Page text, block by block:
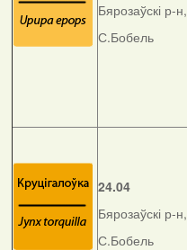
Бярозаўскі р-н,
С.Бобель
24.04
Бярозаўскі р-н,
С.Бобель